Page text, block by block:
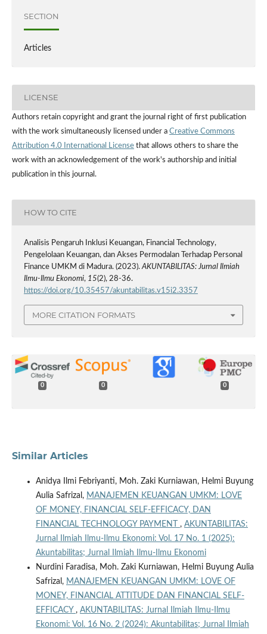
SECTION
Articles
LICENSE
Authors retain copyright and grant the journal right of first publication
with the work simultaneously licensed under a Creative Commons
Attribution 4.0 International Licensethat allows others to share the
work with an acknowledgement of the work's authorship and initial
publication in this journal.
HOW TO CITE
Analisis Pengaruh Inklusi Keuangan, Financial Technology,
Pengelolaan Keuangan, dan Akses Permodalan Terhadap Personal
Finance UMKM di Madura. (2023). AKUNTABILITAS: Jurnal Ilmiah
Ilmu-Ilmu Ekonomi, 15(2), 28-36.
https://doi.org/10.35457/akuntabilitas.v15i2.3357
MORE CITATION FORMATS
0 0 0
Similar Articles
Anidya Ilmi Febriyanti, Moh. Zaki Kurniawan, Helmi Buyung
Aulia Safrizal, MANAJEMEN KEUANGAN UMKM: LOVE
OF MONEY, FINANCIAL SELF-EFFICACY, DAN
FINANCIAL TECHNOLOGY PAYMENT , AKUNTABILITAS:
Jurnal Ilmiah Ilmu-Ilmu Ekonomi: Vol. 17 No. 1 (2025):
Akuntabilitas; Jurnal Ilmiah Ilmu-Ilmu Ekonomi
Nurdini Faradisa, Moh. Zaki Kurniawan, Helmi Buyung Aulia
Safrizal, MANAJEMEN KEUANGAN UMKM: LOVE OF
MONEY, FINANCIAL ATTITUDE DAN FINANCIAL SELF-
EFFICACY , AKUNTABILITAS: Jurnal Ilmiah Ilmu-Ilmu
Ekonomi: Vol. 16 No. 2 (2024): Akuntabilitas; Jurnal Ilmiah